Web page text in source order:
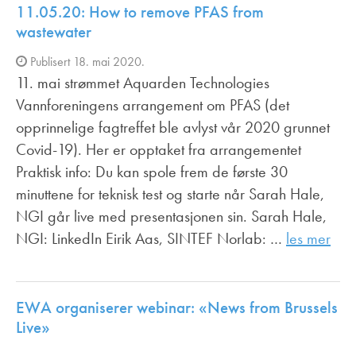
11.05.20: How to remove PFAS from
wastewater
Publisert 18. mai 2020.
11. mai strømmet Aquarden Technologies
Vannforeningens arrangement om PFAS (det
opprinnelige fagtreffet ble avlyst vår 2020 grunnet
Covid-19). Her er opptaket fra arrangementet
Praktisk info: Du kan spole frem de første 30
minuttene for teknisk test og starte når Sarah Hale,
NGI går live med presentasjonen sin. Sarah Hale,
NGI: LinkedIn Eirik Aas, SINTEF Norlab: … les mer
EWA organiserer webinar: «News from Brussels
Live»